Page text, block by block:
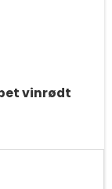
vinrødt